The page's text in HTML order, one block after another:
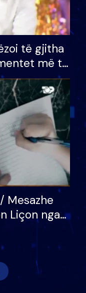
të gjitha
më të
VIP: Do më
kur…
Mesazhe
Liçon nga
meritoj…